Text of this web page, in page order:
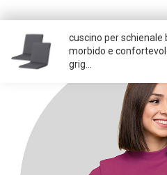
cuscino per schienale
morbido e
grig...